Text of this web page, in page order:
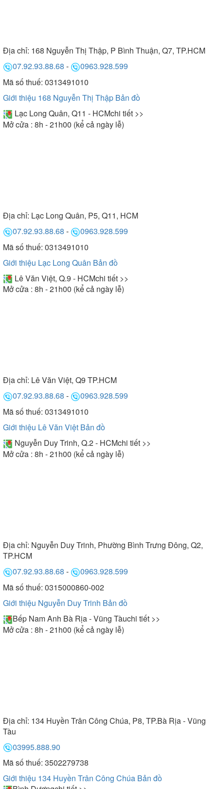
Địa chỉ: 168 Nguyễn Thị Thập, P Bình Thuận, Q7, TP.HCM
07.92.93.88.68 -
0963.928.599
Mã số thuế: 0313491010
Giới thiệu 168 Nguyễn Thị Thập Bản đồ
Lạc Long Quân, Q11 - HCMchi tiết >>
Mở cửa : 8h - 21h00 (kể cả ngày lễ)
Địa chỉ: Lạc Long Quân, P5, Q11, HCM
07.92.93.88.68 -
0963.928.599
Mã số thuế: 0313491010
Giới thiệu Lạc Long Quân Bản đồ
Lê Văn Việt, Q.9 - HCMchi tiết >>
Mở cửa : 8h - 21h00 (kể cả ngày lễ)
Địa chỉ: Lê Văn Việt, Q9 TP.HCM
07.92.93.88.68 -
0963.928.599
Mã số thuế: 0313491010
Giới thiệu Lê Văn Việt Bản đồ
Nguyễn Duy Trinh, Q.2 - HCMchi tiết >>
Mở cửa : 8h - 21h00 (kể cả ngày lễ)
Địa chỉ: Nguyễn Duy Trinh, Phường Bình Trưng Đông, Q2,
TP.HCM
07.92.93.88.68 -
0963.928.599
Mã số thuế: 0315000860-002
Giới thiệu Nguyễn Duy Trinh Bản đồ
Bếp Nam Anh Bà Rịa - Vũng Tàuchi tiết >>
Mở cửa : 8h - 21h00 (kể cả ngày lễ)
Địa chỉ: 134 Huyền Trân Công Chúa, P8, TP.Bà Rịa - Vũng
Tàu
03995.888.90
Mã số thuế: 3502279738
Giới thiệu 134 Huyền Trân Công Chúa Bản đồ